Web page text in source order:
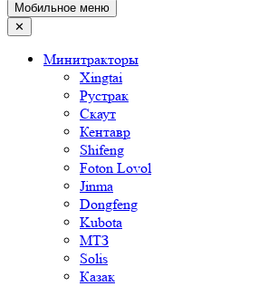
Мобильное меню
✕
Минитракторы
Xingtai
Рустрак
Скаут
Кентавр
Shifeng
Foton Lovol
Jinma
Dongfeng
Kubota
МТЗ
Solis
Казак